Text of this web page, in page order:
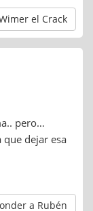
el Crack
pero…
que dejar esa
a Rubén